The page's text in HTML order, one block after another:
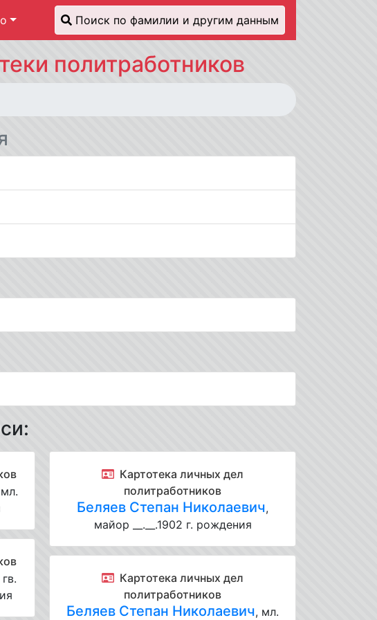
Поиск по фамилии и другим данным
политработников
гв.
Картотека личных дел
политработников
Беляев Степан Николаевич,
майор __.__.1902 г. рождения
Картотека личных дел
политработников
Беляев Степан Николаевич, мл.